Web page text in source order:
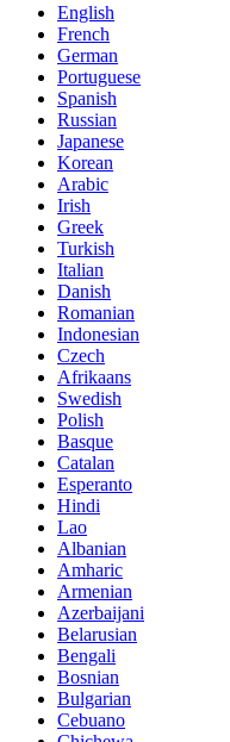
English
French
German
Portuguese
Spanish
Russian
Japanese
Korean
Arabic
Irish
Greek
Turkish
Italian
Danish
Romanian
Indonesian
Czech
Afrikaans
Swedish
Polish
Basque
Catalan
Esperanto
Hindi
Lao
Albanian
Amharic
Armenian
Azerbaijani
Belarusian
Bengali
Bosnian
Bulgarian
Cebuano